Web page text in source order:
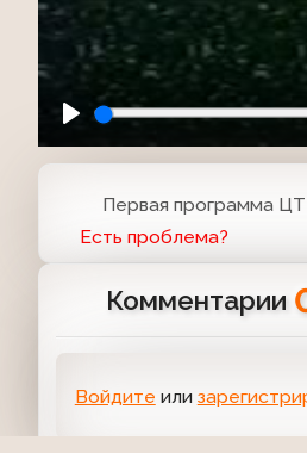
Первая программа ЦТ
Есть проблема?
Комментарии
Войдите или